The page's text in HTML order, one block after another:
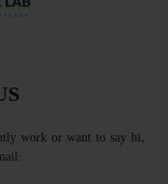
work or want to say hi,